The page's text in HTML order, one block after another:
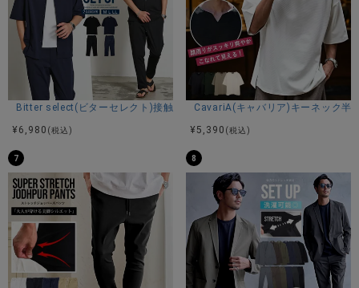
Bitter select(ビターセレクト)接触冷感スーパーストレッチバンドカラー
¥ 6,980 (税込)
CavariA(キャバリア)キーネック半
¥ 5,390 (税込)
7 8